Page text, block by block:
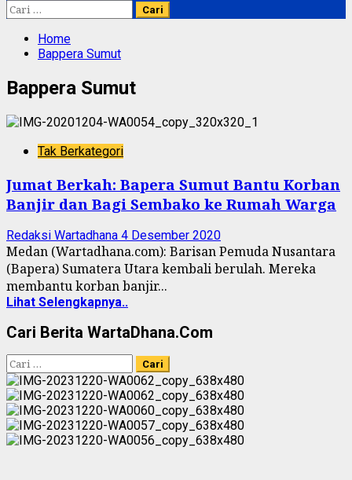
Cari
untuk:
Home
Bappera Sumut
Bappera Sumut
Tak Berkategori
Jumat Berkah: Bapera Sumut Bantu Korban
Banjir dan Bagi Sembako ke Rumah Warga
Redaksi Wartadhana 4 Desember 2020
Medan (Wartadhana.com): Barisan Pemuda Nusantara
(Bapera) Sumatera Utara kembali berulah. Mereka
membantu korban banjir...
Lihat Selengkapnya..
Cari Berita WartaDhana.Com
Cari
untuk: